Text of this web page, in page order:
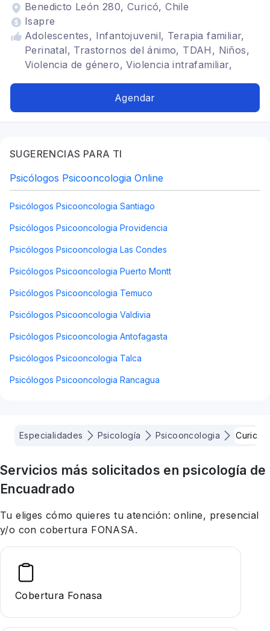
Benedicto León 280, Curicó, Chile
Isapre
Adolescentes, Infantojuvenil, Terapia familiar,
Perinatal, Trastornos del ánimo, TDAH, Niños,
Violencia de género, Violencia intrafamiliar,
Disidencias sexo-genéricas a lo largo del ciclo
alimenticios TCA, Autoestima, Psicooncología
Agendar
SUGERENCIAS PARA TI
Psicólogos Psicooncologia Online
Psicólogos Psicooncologia Santiago
Psicólogos Psicooncologia Providencia
Psicólogos Psicooncologia Las Condes
Psicólogos Psicooncologia Puerto Montt
Psicólogos Psicooncologia Temuco
Psicólogos Psicooncologia Valdivia
Psicólogos Psicooncologia Antofagasta
Psicólogos Psicooncologia Talca
Psicólogos Psicooncologia Rancagua
Especialidades Psicología Psicooncologia Curico
Servicios más solicitados en psicología de
Encuadrado
Tu eliges cómo quieres tu atención: online, presencial
y/o con cobertura FONASA.
Cobertura Fonasa